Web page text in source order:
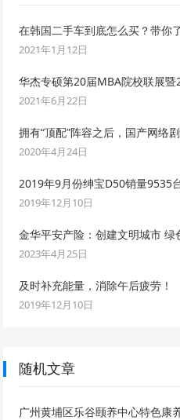
在韩国二手车到底怎么买？带你
2021年1月12日
华杰专硕第20届MBA院校联展
2021年6月22日
拥有“顶配”阵容之后，国产网络
2020年4月24日
2019年9月份绅宝D50销量9535
2019年12月10日
金华平安产险：创建文明城市 绿
2023年4月25日
及时补充能量，消除午后疲劳！
2019年12月10日
随机文章
广州黄埔区乐谷颐养中心特色康